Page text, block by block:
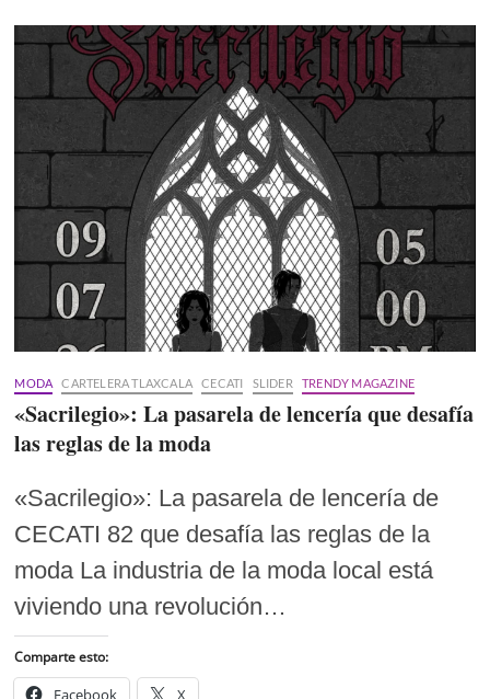
MODA CARTELERA TLAXCALA CECATI SLIDER TRENDY MAGAZINE
«Sacrilegio»: La pasarela de lencería que desafía
las reglas de la moda
«Sacrilegio»: La pasarela de lencería de
CECATI 82 que desafía las reglas de la
moda La industria de la moda local está
viviendo una revolución…
Comparte esto:
Facebook X